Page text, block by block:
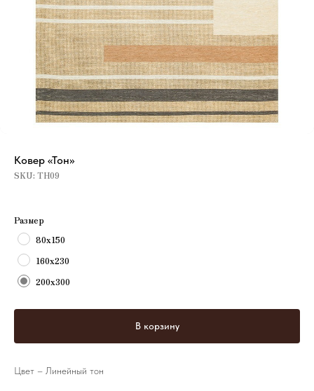
Ковер «Тон»
SKU: ТН09
Размер
80х150
160х230
200х300
В корзину
Цвет – Линейный тон